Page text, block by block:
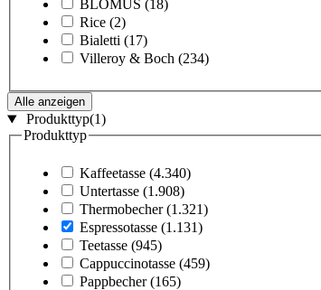
BLOMUS (18)
Rice (2)
Bialetti (17)
Villeroy & Boch (234)
Alle anzeigen
Produkttyp(1)
Produkttyp
Kaffeetasse (4.340)
Untertasse (1.908)
Thermobecher (1.321)
Espressotasse (1.131)
Teetasse (945)
Cappuccinotasse (459)
Pappbecher (165)